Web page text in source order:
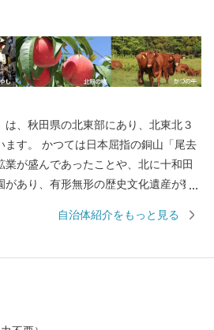
、秋田県の北東部にあり、北東北３
ます。 かつては日本屈指の銅山「尾去
が盛んであったことや、北に十和田
あり、有形無形の歴史文化遺産が数
界文化遺産「北海道・北東北の縄文遺
自治体紹介をもっと見る